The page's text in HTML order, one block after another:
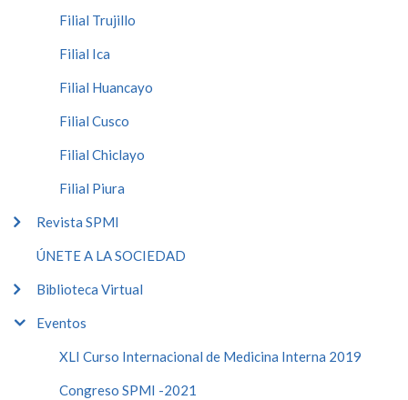
Filial Trujillo
Filial Ica
Filial Huancayo
Filial Cusco
Filial Chiclayo
Filial Piura
Revista SPMI
ÚNETE A LA SOCIEDAD
Biblioteca Virtual
Eventos
XLI Curso Internacional de Medicina Interna 2019
Congreso SPMI -2021